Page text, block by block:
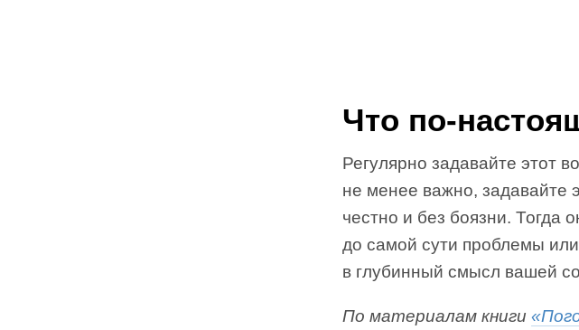
Что по-
Регулярно задавайте этот
не менее важно, задавайте
честно и без боязни. Тогда
до самой сути проблемы
в глубинный смысл вашей
По материалам книги